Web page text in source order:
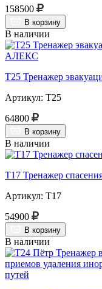
158500
В корзину
В наличии
Т25 Тренажер
Артикул: Т25
64800
В корзину
В наличии
Т17 Тренажер
Артикул: Т17
54900
В корзину
В наличии